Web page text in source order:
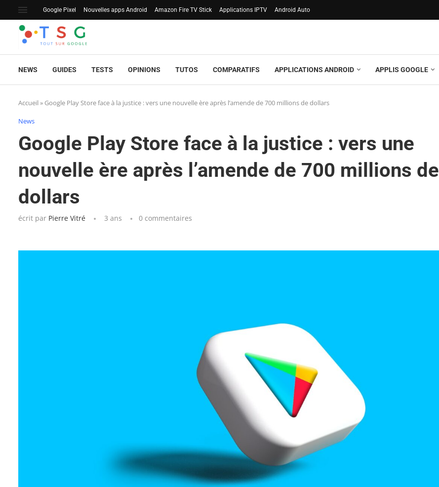
Google Pixel Nouvelles apps Android Amazon Fire TV Stick Applications IPTV Android Auto
NEWS GUIDES TESTS OPINIONS TUTOS COMPARATIFS APPLICATIONS ANDROID APPLIS GOOGLE
Accueil » Google Play Store face à la justice : vers une nouvelle ère après l’amende de 700 millions de dollars
News
Google Play Store face à la justice : vers une
nouvelle ère après l’amende de 700 millions de
dollars
écrit par Pierre Vitré 3 ans 0 commentaires